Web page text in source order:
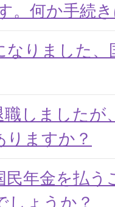
。何か手続
なりました
職しましたが
りますか？
民年金を払
しょうか？